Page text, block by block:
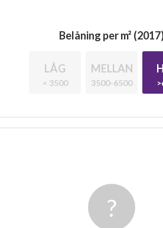
Belåning per m²
LÅG
< 3500
MELLAN
3500-6500